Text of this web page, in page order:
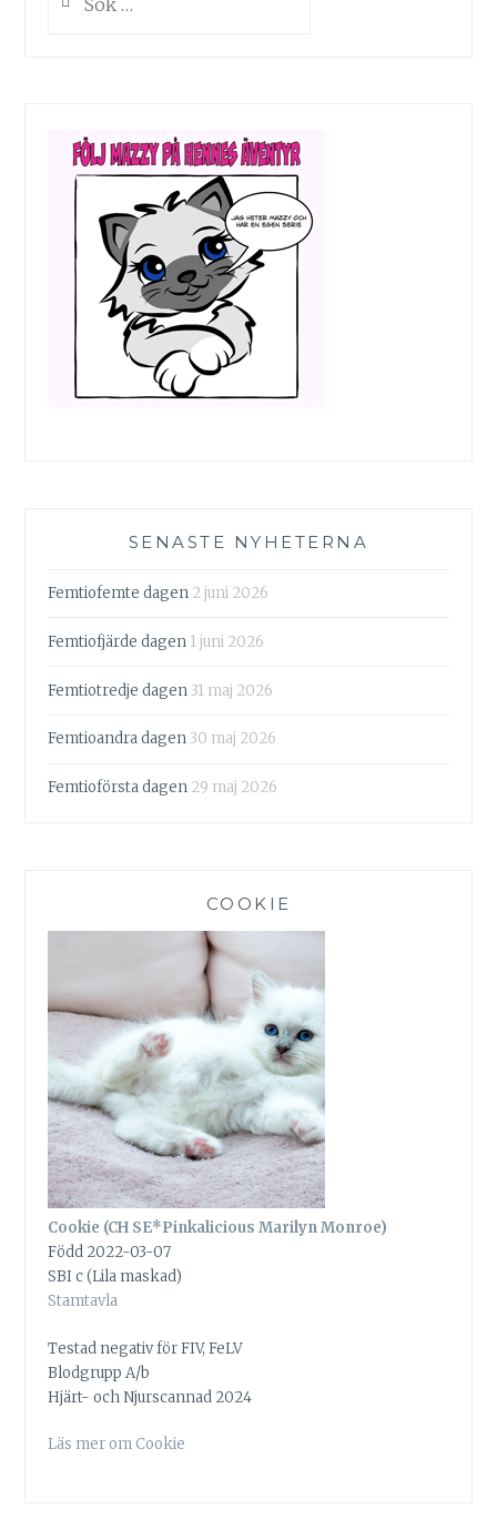
efter:
SENASTE NYHETERNA
Femtiofemte dagen 2 juni 2026
Femtiofjärde dagen 1 juni 2026
Femtiotredje dagen 31 maj 2026
Femtioandra dagen 30 maj 2026
Femtioförsta dagen 29 maj 2026
COOKIE
Cookie (CH SE*Pinkalicious Marilyn Monroe)
Född 2022-03-07
SBI c (Lila maskad)
Stamtavla
Testad negativ för FIV, FeLV
Blodgrupp A/b
Hjärt- och Njurscannad 2024
Läs mer om Cookie